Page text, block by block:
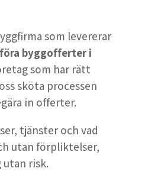
som levererar
byggofferter i
som har rätt
sköta processen
in offerter.
tjänster och vad
utan förpliktelser,
risk.